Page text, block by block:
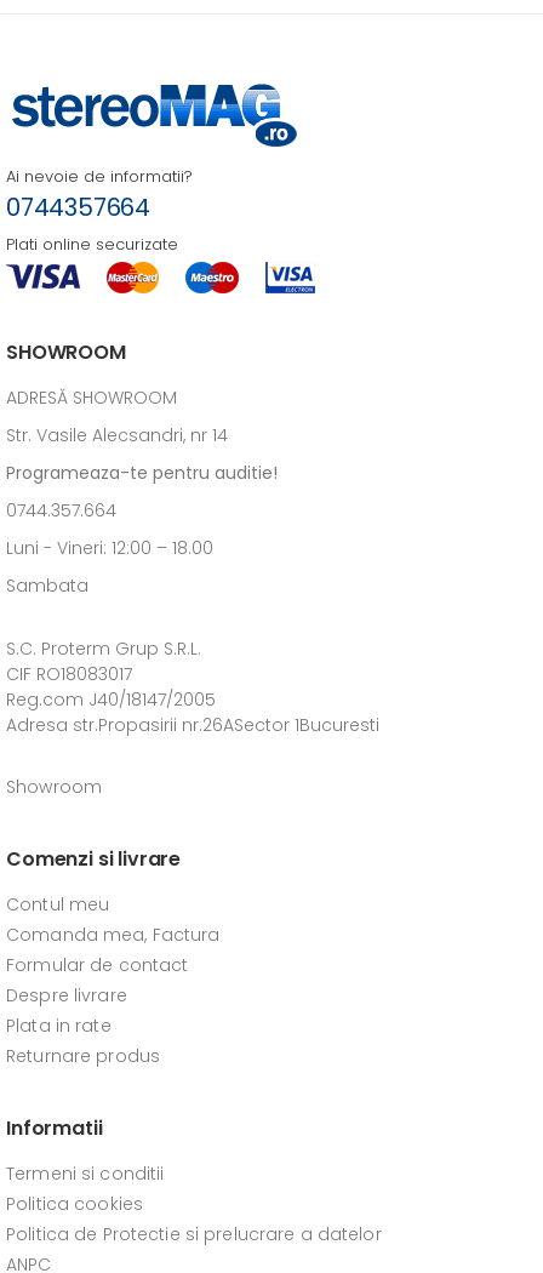
Ai nevoie de informatii?
0744357664
Plati online securizate
SHOWROOM
ADRESĂ SHOWROOM
Str. Vasile Alecsandri, nr 14
Programeaza-te pentru auditie!
0744.357.664
Luni - Vineri: 12:00 – 18.00
Sambata
S.C. Proterm Grup S.R.L.
CIF RO18083017
Reg.com J40/18147/2005
Adresa str.Propasirii nr.26ASector 1Bucuresti
Showroom
Comenzi si livrare
Contul meu
Comanda mea, Factura
Formular de contact
Despre livrare
Plata in rate
Returnare produs
Informatii
Termeni si conditii
Politica cookies
Politica de Protectie si prelucrare a datelor
ANPC